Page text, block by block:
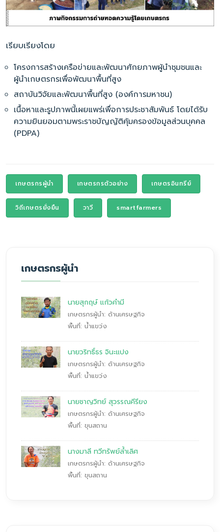
เรียบเรียงโดย
โครงการสร้างเครือข่ายและพัฒนาศักยภาพผู้นำชุมชนและ
ผู้นำเกษตรกรเพื่อพัฒนาพื้นที่สูง
สถาบันวิจัยและพัฒนาพื้นที่สูง (องค์การมหาชน)
เนื้อหาและรูปภาพนี้เผยแพร่เพื่อการประชาสัมพันธ์ โดยได้รับ
ความยินยอมตามพระราชบัญญัติคุ้มครองข้อมูลส่วนบุคคล
(PDPA)
เกษตรกรผู้นำ เกษตรกรตัวอย่าง เกษตรอินทรีย์
วิถีเกษตรยั่งยืน วาวี smartfarmers
เกษตรกรผู้นำ
นายสุกฤษ์ แก้วคำมี
เกษตรกรผู้นำ: ด้านเศรษฐกิจ
พื้นที่: น้ำแขว่ง
นายวริทธิ์ธร จินะแปง
เกษตรกรผู้นำ: ด้านเศรษฐกิจ
พื้นที่: น้ำแขว่ง
นายชาญวิทย์ สุวรรณคีรียง
เกษตรกรผู้นำ: ด้านเศรษฐกิจ
พื้นที่: ขุนสถาน
นางมาลี ทวีทรัพย์ล้ำเลิศ
เกษตรกรผู้นำ: ด้านเศรษฐกิจ
พื้นที่: ขุนสถาน